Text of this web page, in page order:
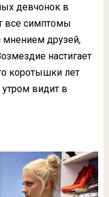
девчонок в
все симптомы
мнением друзей,
настигает
коротышки лет
видит в